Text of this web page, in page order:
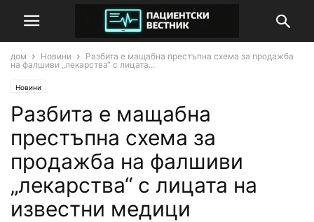
дом Новини
Разбита е мащабна престъпна схема за продажба
на фалшиви „лекарства“ с лицата...
Новини
Разбита е мащабна
престъпна схема за
продажба на фалшиви
„лекарства“ с лицата на
известни медици